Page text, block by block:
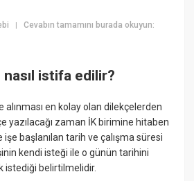
|Cevabın tamamını burada okuyun:
istifa edilir?
en kolay olan dilekçelerden
yazılacağı zaman İK birimine hitaben
işe başlanılan tarih ve çalışma süresi
kendi isteği ile o günün tarihini
istediği belirtilmelidir.